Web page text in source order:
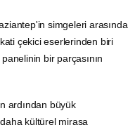
simgeleri arasında
çekici eserlerinden biri
bir parçasının
ardından büyük
kültürel mirasa